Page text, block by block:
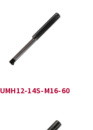
UMH12-14S-M16-60